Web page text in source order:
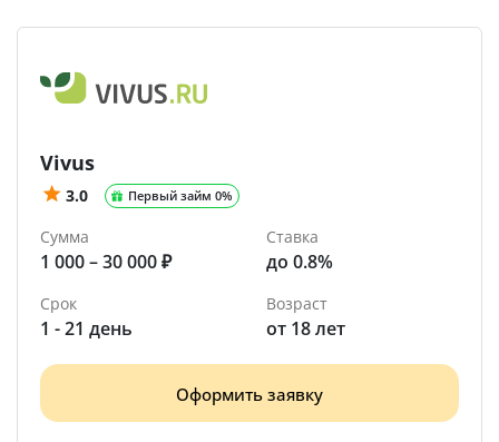
Vivus
3.0 Первый займ 0%
Сумма
1 000 – 30 000 ₽
Ставка
до 0.8%
Срок
1 - 21 день
Возраст
от 18 лет
Оформить заявку